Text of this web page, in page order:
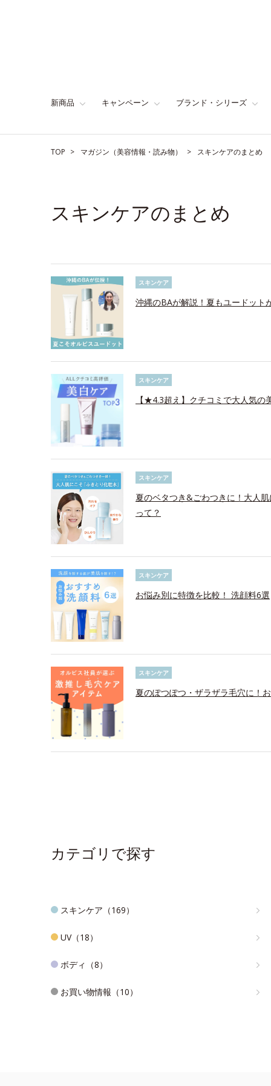
新商品 キャンペーン ブランド・シリーズ
TOP マガジン（美容情報・読み物） スキンケアのまとめ
スキンケアのまとめ
スキンケア
沖縄のBAが解説！夏もユードット
スキンケア
【★4.3超え】クチコミで大人気の
スキンケア
夏のベタつき&ごわつきに！大人
って？
スキンケア
お悩み別に特徴を比較！ 洗顔料6選
スキンケア
夏のぽつぽつ・ザラザラ毛穴に！
カテゴリで探す
スキンケア（169）
UV（18）
ボディ（8）
お買い物情報（10）